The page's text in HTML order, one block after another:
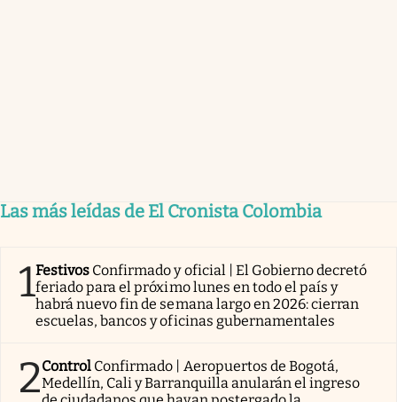
Las más leídas de El Cronista Colombia
1Festivos Confirmado y oficial | El Gobierno decretó
feriado para el próximo lunes en todo el país y
habrá nuevo fin de semana largo en 2026: cierran
escuelas, bancos y oficinas gubernamentales
2Control Confirmado | Aeropuertos de Bogotá,
Medellín, Cali y Barranquilla anularán el ingreso